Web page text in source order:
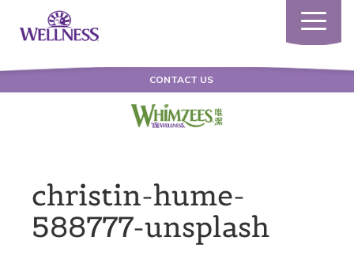
Toggle
CONTACT US
christin-hume-
588777-unsplash